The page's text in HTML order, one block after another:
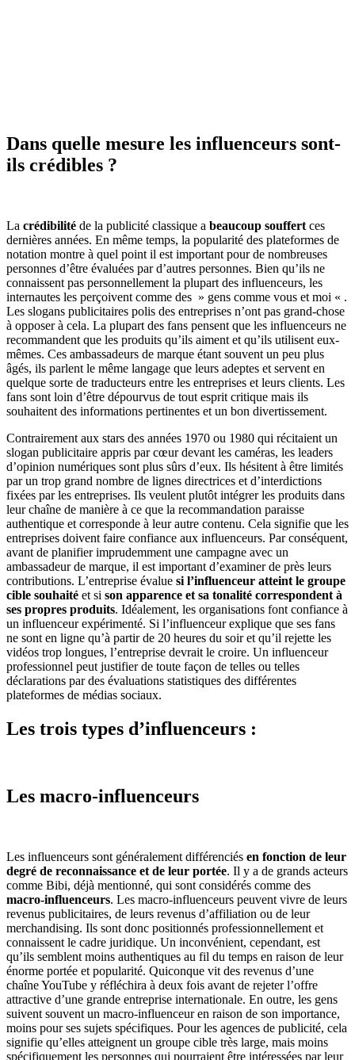
Dans quelle mesure les influenceurs sont-
ils crédibles ?
La crédibilité de la publicité classique a beaucoup souffert ces
dernières années. En même temps, la popularité des plateformes de
notation montre à quel point il est important pour de nombreuses
personnes d’être évaluées par d’autres personnes. Bien qu’ils ne
connaissent pas personnellement la plupart des influenceurs, les
internautes les perçoivent comme des » gens comme vous et moi « .
Les slogans publicitaires polis des entreprises n’ont pas grand-chose
à opposer à cela. La plupart des fans pensent que les influenceurs ne
recommandent que les produits qu’ils aiment et qu’ils utilisent eux-
mêmes. Ces ambassadeurs de marque étant souvent un peu plus
âgés, ils parlent le même langage que leurs adeptes et servent en
quelque sorte de traducteurs entre les entreprises et leurs clients. Les
fans sont loin d’être dépourvus de tout esprit critique mais ils
souhaitent des informations pertinentes et un bon divertissement.
Contrairement aux stars des années 1970 ou 1980 qui récitaient un
slogan publicitaire appris par cœur devant les caméras, les leaders
d’opinion numériques sont plus sûrs d’eux. Ils hésitent à être limités
par un trop grand nombre de lignes directrices et d’interdictions
fixées par les entreprises. Ils veulent plutôt intégrer les produits dans
leur chaîne de manière à ce que la recommandation paraisse
authentique et corresponde à leur autre contenu. Cela signifie que les
entreprises doivent faire confiance aux influenceurs. Par conséquent,
avant de planifier imprudemment une campagne avec un
ambassadeur de marque, il est important d’examiner de près leurs
contributions. L’entreprise évalue si l’influenceur atteint le groupe
cible souhaité et si son apparence et sa tonalité correspondent à
ses propres produits. Idéalement, les organisations font confiance à
un influenceur expérimenté. Si l’influenceur explique que ses fans
ne sont en ligne qu’à partir de 20 heures du soir et qu’il rejette les
vidéos trop longues, l’entreprise devrait le croire. Un influenceur
professionnel peut justifier de toute façon de telles ou telles
déclarations par des évaluations statistiques des différentes
plateformes de médias sociaux.
Les trois types d’influenceurs :
Les macro-influenceurs
Les influenceurs sont généralement différenciés en fonction de leur
degré de reconnaissance et de leur portée. Il y a de grands acteurs
comme Bibi, déjà mentionné, qui sont considérés comme des
macro-influenceurs. Les macro-influenceurs peuvent vivre de leurs
revenus publicitaires, de leurs revenus d’affiliation ou de leur
merchandising. Ils sont donc positionnés professionnellement et
connaissent le cadre juridique. Un inconvénient, cependant, est
qu’ils semblent moins authentiques au fil du temps en raison de leur
énorme portée et popularité. Quiconque vit des revenus d’une
chaîne YouTube y réfléchira à deux fois avant de rejeter l’offre
attractive d’une grande entreprise internationale. En outre, les gens
suivent souvent un macro-influenceur en raison de son importance,
moins pour ses sujets spécifiques. Pour les agences de publicité, cela
signifie qu’elles atteignent un groupe cible très large, mais moins
spécifiquement les personnes qui pourraient être intéressées par leur